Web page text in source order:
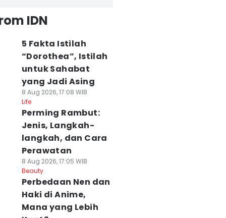
IDN
5 Fakta Istilah
“Dorothea”, Istilah
untuk Sahabat
yang Jadi Asing
8 Aug 2026, 17:08 WIB
Life
Perming Rambut:
Jenis, Langkah-
langkah, dan Cara
Perawatan
8 Aug 2026, 17:05 WIB
Beauty
Perbedaan Nen dan
Haki di Anime,
Mana yang Lebih